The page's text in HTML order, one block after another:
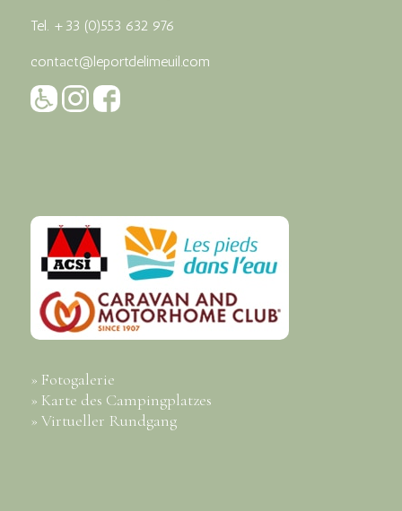
Tel. +33 (0)553 632 976
contact@leportdelimeuil.com
» Fotogalerie
» Karte des Campingplatzes
» Virtueller Rundgang